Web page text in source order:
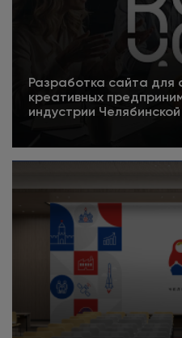
Разработка сайта для
креативных
индустрии
Подробнее